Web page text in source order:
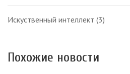
Искуственный интеллект (3)
Похожие новости